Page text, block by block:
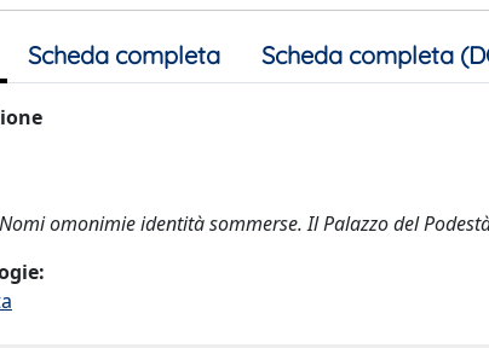
Scheda completa Scheda completa
omonimie identità sommerse. Il Palazzo del